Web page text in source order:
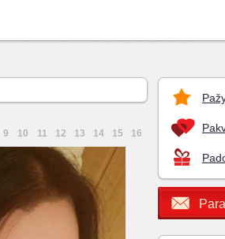
9 10 11 12 13 14 15 16